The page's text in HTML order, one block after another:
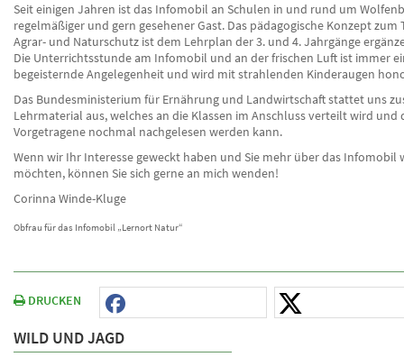
Seit einigen Jahren ist das Infomobil an Schulen in und rund um
regelmäßiger und gern gesehener Gast. Das pädagogische Konzept zum
Agrar- und Naturschutz ist dem Lehrplan der 3. und 4. Jahrgänge
Die Unterrichtsstunde am Infomobil und an der frischen Luft ist immer
begeisternde Angelegenheit und wird mit strahlenden Kinderaugen
Das Bundesministerium für Ernährung und Landwirtschaft stattet uns
Lehrmaterial aus, welches an die Klassen im Anschluss verteilt wird und
Vorgetragene nochmal nachgelesen werden kann.
Wenn wir Ihr Interesse geweckt haben und Sie mehr über das Infomobil
möchten, können Sie sich gerne an mich wenden!
Corinna Winde-Kluge
Obfrau für das Infomobil „Lernort Natur“
DRUCKEN
WILD UND JAGD